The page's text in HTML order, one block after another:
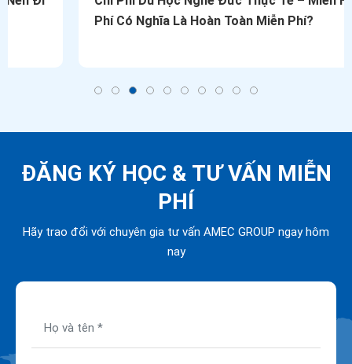
Phí Có Nghĩa Là Hoàn Toàn Miễn Phí?
ĐĂNG KÝ HỌC & TƯ VẤN MIỄN
PHÍ
Hãy trao đổi với chuyên gia tư vấn AMEC GROUP ngay hôm
nay